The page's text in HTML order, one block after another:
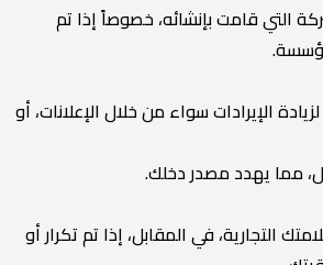
قامت بإنشائه، خصوصاً إذا تم
الإيرادات سواء من خلال الإعلانات، أو
مما يهدد مصدر دخلك.
في المقابل، إذا تم تكرار أو